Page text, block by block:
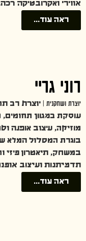
אווירי ואקרובטיקה
ראה עוד...
רוני גריי
יוצרת ושחקנית | יוצרת רב
עוסקת במגוון
מוזיקה, עיצוב אופנה
בוגרת המסלול המלא
במשחק, תיאטרון פיזי
תדמיתנות ועיצוב
ראה עוד...